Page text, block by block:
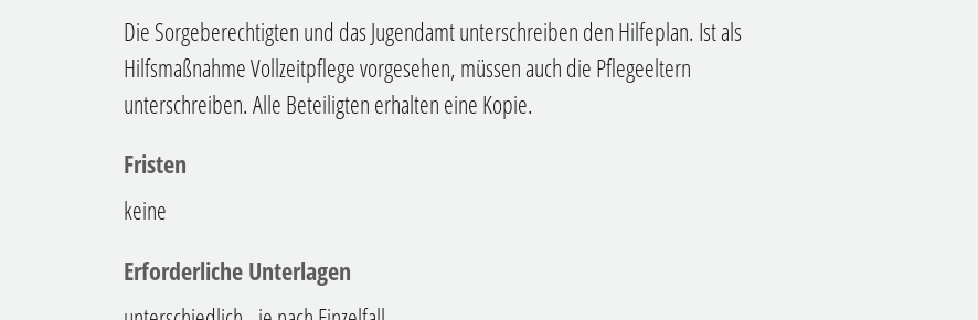
Die Sorgeberechtigten und das Jugendamt unterschreiben den Hilfeplan. Ist als
Hilfsmaßnahme Vollzeitpflege vorgesehen, müssen auch die Pflegeeltern
unterschreiben. Alle Beteiligten erhalten eine Kopie.
Fristen
keine
Erforderliche Unterlagen